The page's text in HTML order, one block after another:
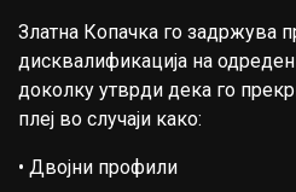
Златна Копачка го задржува
дисквалификација на
доколку утврди дека го
плеј во случаји како:
• Двојни профили